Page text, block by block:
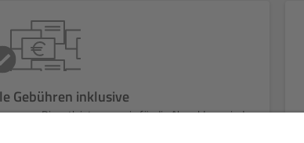
Gebühren inklusive
Dienstleistungspreis für die Abmeldung sind